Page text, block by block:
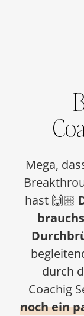
Mega,
hast 🙌🏼
durch
Coachig
noch ein